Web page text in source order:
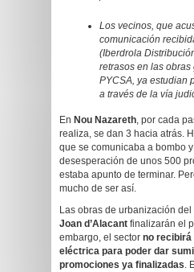
Los vecinos, que
comunicación
(Iberdrola
retrasos en las
PYCSA, ya estudian
a través de la vía
En Nou Nazareth, por cada
realiza, se dan 3 hacia atrás.
que se comunicaba a bombo
desesperación de unos 500
estaba apunto de terminar.
mucho de ser así.
Las obras de urbanización del
Joan d’Alacant finalizarán el
embargo, el sector no recibirá
eléctrica para poder dar
promociones ya finalizadas.